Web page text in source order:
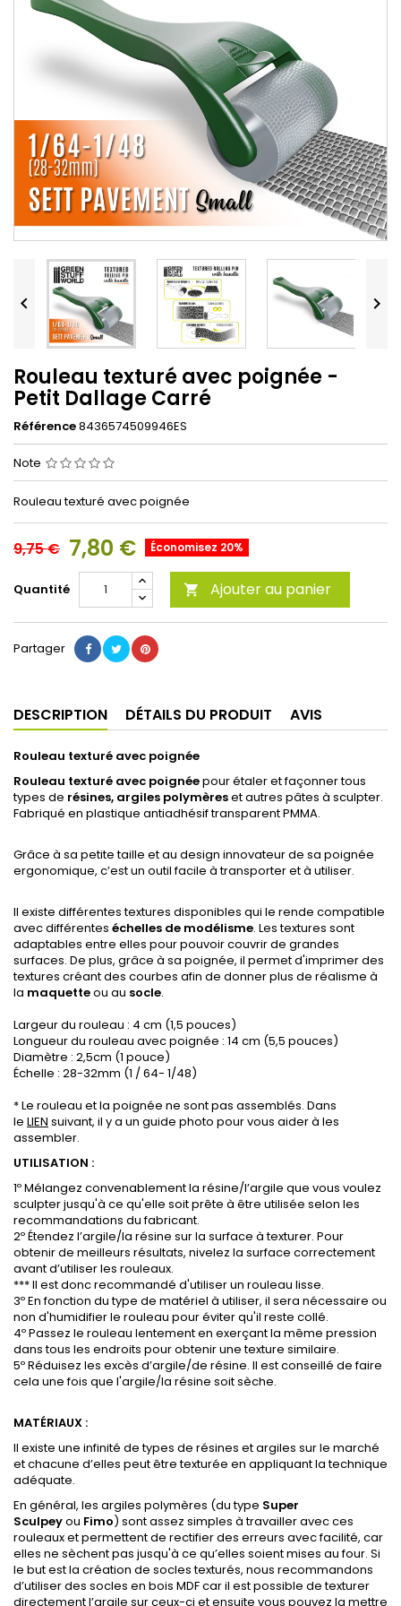
 
Rouleau texturé avec poignée -
Petit Dallage Carré
Référence8436574509946ES
Note
Rouleau texturé avec poignée
9,75 € 7,80 € Économisez 20%
Quantité  Ajouter au panier
Partager
DESCRIPTION DÉTAILS DU PRODUIT AVIS
Rouleau texturé avec poignée
Rouleau texturé avec poignéepour étaler et façonner tous
types de résines, argiles polymèreset autres pâtes à sculpter.
Fabriqué en plastique antiadhésif transparent PMMA.
Grâce à sa petite taille et au design innovateur de sa poignée
ergonomique, c’est un outil facile à transporter et à utiliser.
Il existe différentes textures disponibles qui le rende compatible
avec différentes échelles de modélisme. Les textures sont
adaptables entre elles pour pouvoir couvrir de grandes
surfaces. De plus, grâce à sa poignée, il permet d'imprimer des
textures créant des courbes afin de donner plus de réalisme à
la maquetteou au socle.
Largeur du rouleau : 4 cm (1,5 pouces)
Longueur du rouleau avec poignée : 14 cm (5,5 pouces)
Diamètre : 2,5cm (1 pouce)
Échelle : 28-32mm (1 / 64- 1/48)
* Le rouleau et la poignée ne sont pas assemblés. Dans
le LIEN suivant, il y a un guide photo pour vous aider à les
assembler.
UTILISATION :
1º Mélangez convenablement la résine/l’argile que vous voulez
sculpter jusqu'à ce qu'elle soit prête à être utilisée selon les
recommandations du fabricant.
2º Étendez l’argile/la résine sur la surface à texturer. Pour
obtenir de meilleurs résultats, nivelez la surface correctement
avant d’utiliser les rouleaux.
*** Il est donc recommandé d'utiliser un rouleau lisse.
3º En fonction du type de matériel à utiliser, il sera nécessaire ou
non d'humidifier le rouleau pour éviter qu'il reste collé.
4º Passez le rouleau lentement en exerçant la même pression
dans tous les endroits pour obtenir une texture similaire.
5º Réduisez les excès d’argile/de résine. Il est conseillé de faire
cela une fois que l'argile/la résine soit sèche.
MATÉRIAUX :
Il existe une infinité de types de résines et argiles sur le marché
et chacune d’elles peut être texturée en appliquant la technique
adéquate.
En général, les argiles polymères (du type Super
Sculpeyou Fimo) sont assez simples à travailler avec ces
rouleaux et permettent de rectifier des erreurs avec facilité, car
elles ne sèchent pas jusqu'à ce qu’elles soient mises au four. Si
le but est la création de socles texturés, nous recommandons
d’utiliser des socles en bois MDF car il est possible de texturer
directement l’argile sur ceux-ci et ensuite vous pouvez la mettre